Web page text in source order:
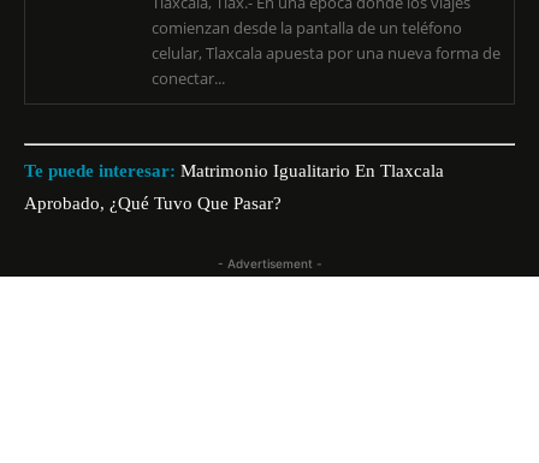
comienzan desde la pantalla de un teléfono
celular, Tlaxcala apuesta por una nueva forma de
conectar...
Te puede interesar: Matrimonio Igualitario En Tlaxcala
Aprobado, ¿Qué Tuvo Que Pasar?
- Advertisement -